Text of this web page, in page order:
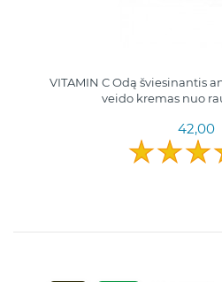
VITAMIN C Odą šviesinantis
veido kremas nuo
42,00